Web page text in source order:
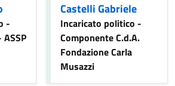
-
Castelli Gabriele
Incaricato politico -
Componente C.d.A.
Fondazione Carla
Musazzi